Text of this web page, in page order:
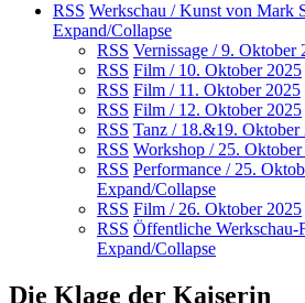
RSS Werkschau / Kunst von Mark
Expand/Collapse
RSS Vernissage / 9. Oktober
RSS Film / 10. Oktober 2025
RSS Film / 11. Oktober 2025
RSS Film / 12. Oktober 2025
RSS Tanz / 18.&19. Oktober
RSS Workshop / 25.
RSS Performance / 25.
Expand/Collapse
RSS Film / 26. Oktober 2025
RSS Öffentliche Werkschau-
Expand/Collapse
Die Klage der Kaiserin